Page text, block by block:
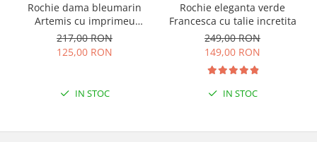
Rochie dama bleumarin
Artemis cu imprimeu
abstract si cordon in talie
217,00 RON
125,00 RON
IN STOC
Rochie eleganta verde
Francesca cu talie incretita
249,00 RON
149,00 RON
IN STOC